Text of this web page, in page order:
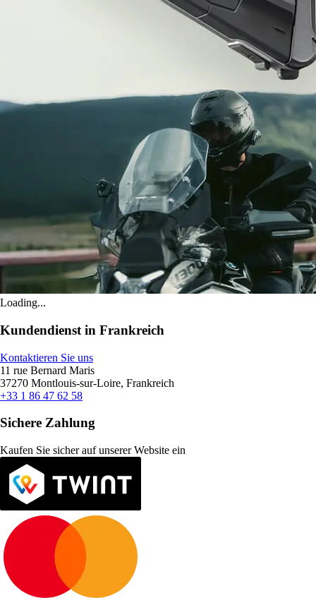
Loading...
Kundendienst in Frankreich
Kontaktieren Sie uns
11 rue Bernard Maris
37270 Montlouis-sur-Loire, Frankreich
+33 1 86 47 62 58
Sichere Zahlung
Kaufen Sie sicher auf unserer Website ein